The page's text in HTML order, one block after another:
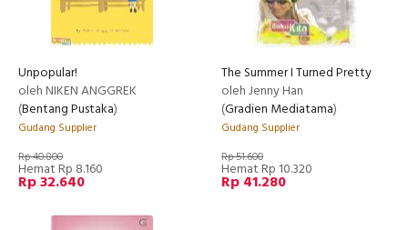
Unpopular!
oleh NIKEN ANGGREK
(Bentang Pustaka)
Gudang Supplier
Rp 40.800
Hemat Rp 8.160
Rp 32.640
The Summer I Turned Pretty
oleh Jenny Han
(Gradien Mediatama)
Gudang Supplier
Rp 51.600
Hemat Rp 10.320
Rp 41.280